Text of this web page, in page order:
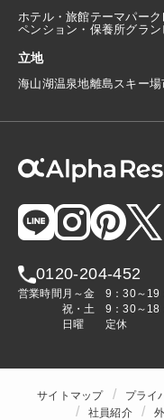
ホテル・旅館テーマパーク
ペンション・保養所グラ
立地
海山湖温泉地離島スキー場
0120-204-452
営業時間 月～金
9：30～19
祝・土
9：30～18
日曜
定休
サイトマップ プライ
社員紹介